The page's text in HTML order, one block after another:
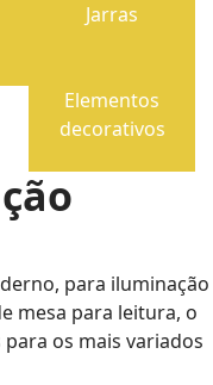
Jarras
Elementos
decorativos
para iluminação
mesa para leitura, o
os mais variados